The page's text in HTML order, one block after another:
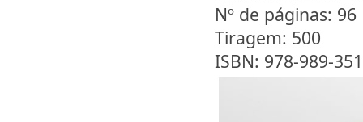
Nº de páginas: 96
Tiragem: 500
ISBN: 978-989-